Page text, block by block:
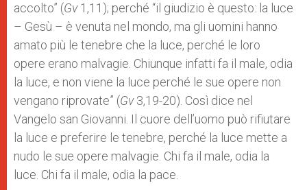
accolto” (Gv1,11); perché “il giudizio è questo: la luce
– Gesù – è venuta nel mondo, ma gli uomini hanno
amato più le tenebre che la luce, perché le loro
opere erano malvagie. Chiunque infatti fa il male, odia
la luce, e non viene la luce perché le sue opere non
vengano riprovate” (Gv3,19-20). Così dice nel
Vangelo san Giovanni. Il cuore dell’uomo può rifiutare
la luce e preferire le tenebre, perché la luce mette a
nudo le sue opere malvagie. Chi fa il male, odia la
luce. Chi fa il male, odia la pace.